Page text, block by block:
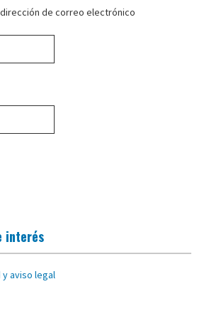
de correo electrónico
interés
aviso legal